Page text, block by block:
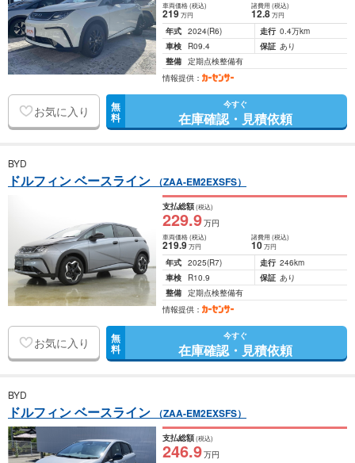
車両価格(税込)
219万円
諸費用 (税込)
12.8 万円
年式 2024(R6) 走行 0.4万km
車検
R09.4 保証 あり
整備 定期点検整備有
情報提供：
お気に入り 無
料
今すぐ
在庫確認・見積依頼
BYD
ドルフィン ベースライン （ZAA-EM2EXSFS）
支払総額(税込)
229.9万円
車両価格(税込)
219.9万円
諸費用 (税込)
10 万円
年式 2025(R7) 走行 246km
車検
R10.9 保証 あり
整備 定期点検整備有
情報提供：
お気に入り 無
料
今すぐ
在庫確認・見積依頼
BYD
ドルフィン ベースライン （ZAA-EM2EXSFS）
支払総額(税込)
246.9万円